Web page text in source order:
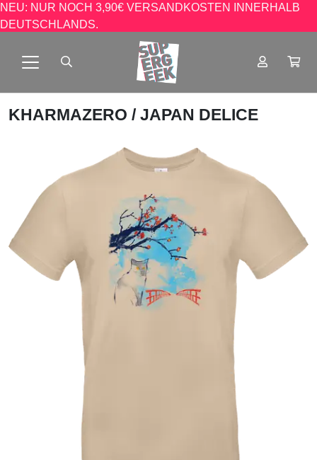
NEU: NUR NOCH 3,90€ VERSANDKOSTEN INNERHALB
DEUTSCHLANDS.
KHARMAZERO / JAPAN DELICE